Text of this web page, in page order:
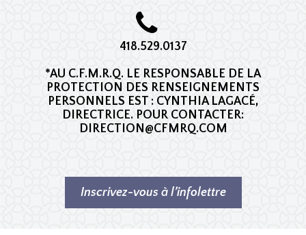
418.529.0137
*AU C.F.M.R.Q. LE RESPONSABLE DE LA
PROTECTION DES RENSEIGNEMENTS
PERSONNELS EST : CYNTHIA LAGACÉ,
DIRECTRICE. POUR CONTACTER:
DIRECTION@CFMRQ.COM
Inscrivez-vous à l’infolettre